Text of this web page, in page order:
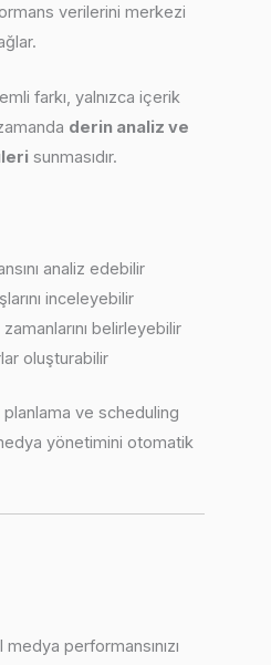
verilerini merkezi
farkı, yalnızca içerik
derin analiz ve
sunmasıdır.
analiz edebilir
inceleyebilir
belirleyebilir
oluşturabilir
ve scheduling
yönetimini otomatik
performansınızı